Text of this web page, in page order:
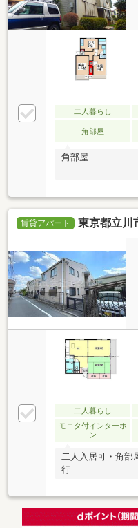
二人暮らし
角部屋
角部屋
賃貸アパート 東京都立川
二人暮らし
モニタ付インターホ
ン
二人入居可・角部
行